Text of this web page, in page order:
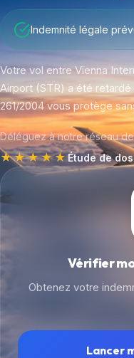
Indemnité légale
Votre vol entre Vienna
Airport (STR) a été retardé
261/2004 vous protège
Déléguez à notre réseau
★★★★★Étude de
Vérifier
Obtenez votre
Lancer